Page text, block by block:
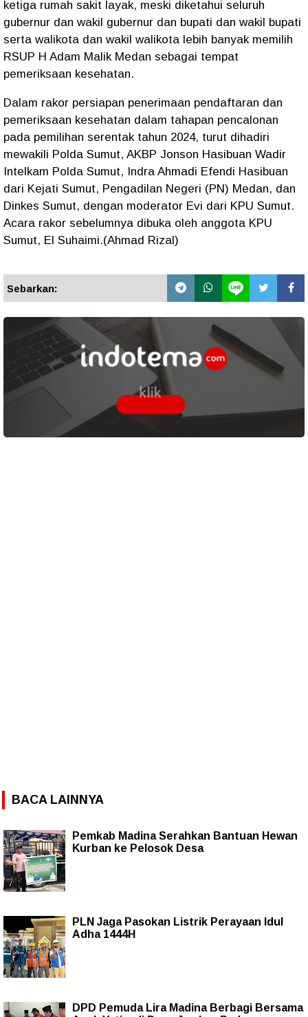
ketiga rumah sakit layak, meski diketahui seluruh
gubernur dan wakil gubernur dan bupati dan wakil bupati
serta walikota dan wakil walikota lebih banyak memilih
RSUP H Adam Malik Medan sebagai tempat
pemeriksaan kesehatan.
Dalam rakor persiapan penerimaan pendaftaran dan
pemeriksaan kesehatan dalam tahapan pencalonan
pada pemilihan serentak tahun 2024, turut dihadiri
mewakili Polda Sumut, AKBP Jonson Hasibuan Wadir
Intelkam Polda Sumut, Indra Ahmadi Efendi Hasibuan
dari Kejati Sumut, Pengadilan Negeri (PN) Medan, dan
Dinkes Sumut, dengan moderator Evi dari KPU Sumut.
Acara rakor sebelumnya dibuka oleh anggota KPU
Sumut, El Suhaimi.(Ahmad Rizal)
Sebarkan:
BACA LAINNYA
Pemkab Madina Serahkan Bantuan Hewan
Kurban ke Pelosok Desa
PLN Jaga Pasokan Listrik Perayaan Idul
Adha 1444H
DPD Pemuda Lira Madina Berbagi Bersama